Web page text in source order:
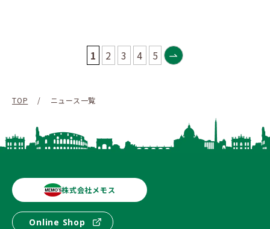
1 2 3 4 5
TOP / ニュース一覧
株式会社メモス
Online Shop